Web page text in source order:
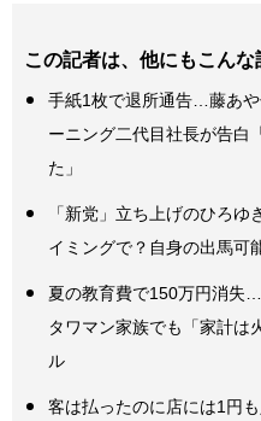
この記者は、他にもこん
手紙1枚で退所通告…藤あ
ーニング二代目社長が告白
た」
「新党」立ち上げのひろゆ
イミングで？自身の出馬可
夏の教育費で150万円消失
タワマン家族でも「家計は
ル
客は払ったのに店には1円